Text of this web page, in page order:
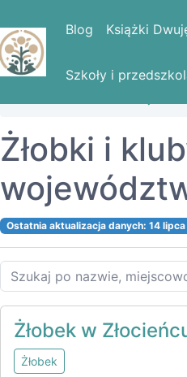
Blog Książki
Szkoły i
Żłobki i
Ostatnia aktualizacja danych: 14
Żłobek w
Żłobek